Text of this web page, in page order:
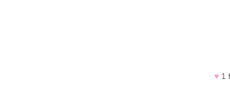
♥ 1